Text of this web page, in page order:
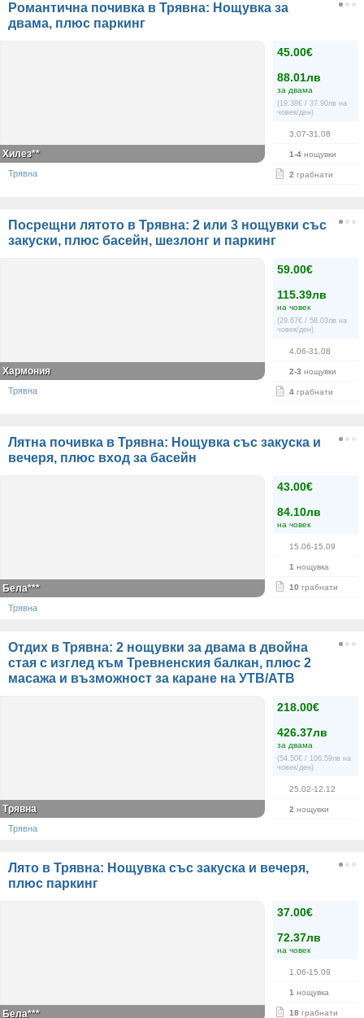
Романтична почивка в Трявна: Нощувка за
двама, плюс паркинг
45.00€
88.01лв
за двама
(19.38€ / 37.90лв на
човек/ден)
3.07-31.08
1-4 нощувки
2 грабнати
Хилез**
Трявна
Посрещни лятото в Трявна: 2 или 3 нощувки със
закуски, плюс басейн, шезлонг и паркинг
59.00€
115.39лв
на човек
(29.67€ / 58.03лв на
човек/ден)
4.06-31.08
2-3 нощувки
4 грабнати
Хармония
Трявна
Лятна почивка в Трявна: Нощувка със закуска и
вечеря, плюс вход за басейн
43.00€
84.10лв
на човек
15.06-15.09
1 нощувка
10 грабнати
Бела***
Трявна
Отдих в Трявна: 2 нощувки за двама в двойна
стая с изглед към Тревненския балкан, плюс 2
масажа и възможност за каране на УТВ/АТВ
218.00€
426.37лв
за двама
(54.50€ / 106.59лв на
човек/ден)
25.02-12.12
2 нощувки
Трявна
Трявна
Лято в Трявна: Нощувка със закуска и вечеря,
плюс паркинг
37.00€
72.37лв
на човек
1.06-15.09
1 нощувка
18 грабнати
Бела***